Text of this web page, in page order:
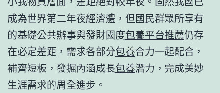
成為世界第二年夜經濟體，但國民群眾所享有
的基礎公共辦事與發財國度包養平台推薦仍存
在必定差距，需求各部分包養合力一起配合，
補齊短板，發掘內涵成長包養潛力，完成美妙
生涯需求的周全進步。